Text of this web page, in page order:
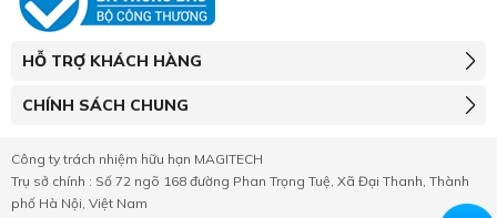
HỖ TRỢ KHÁCH HÀNG
CHÍNH SÁCH CHUNG
Công ty trách nhiệm hữu hạn MAGITECH
Trụ sở chính : Số 72 ngõ 168 đường Phan Trọng Tuệ, Xã Đại Thanh, Thành
phố Hà Nội, Việt Nam